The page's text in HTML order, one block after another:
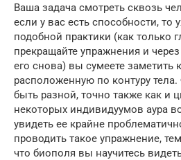
Ваша задача смотреть сквозь
если у вас есть способности, то
подобной практики (как только
прекращайте упражнения и
его снова) вы сумеете заметить
расположенную по контуру
быть разной, точно также как и
некоторых индивидуумов аура
увидеть ее крайне
проводить такое упражнение,
что биополя вы научитесь